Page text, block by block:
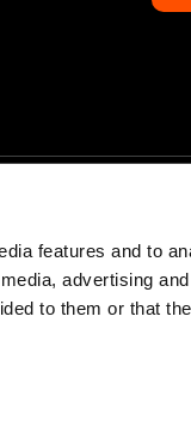
features and to
advertising
to them or that
Socios y